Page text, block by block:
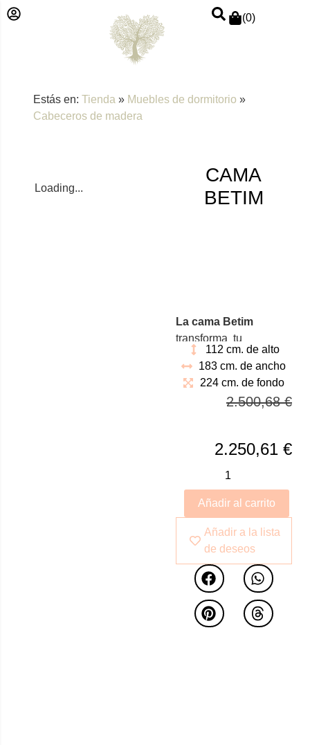
(0)
Estás en: Tienda » Muebles de dormitorio »
Cabeceros de madera
Loading...
CAMA
BETIM
La cama Betim
transforma tu
dormitorio en un oasis
de lujo. Elaborado con
motivos geométricos en
parketería dándole un
112 cm. de alto
183 cm. de ancho
224 cm. de fondo
2.500,68€
2.250,61 €
Añadir al carrito
Añadir a la lista
de deseos